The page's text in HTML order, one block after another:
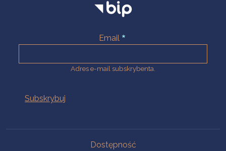
Email
Adres e-mail subskrybenta.
Dostępność